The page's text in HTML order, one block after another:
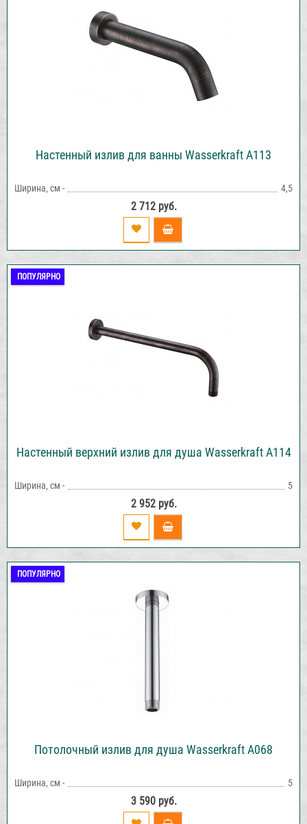
Настенный излив для ванны Wasserkraft A113
Ширина, см - 4,5
2 712 руб.
ПОПУЛЯРНО
Настенный верхний излив для душа Wasserkraft A114
Ширина, см - 5
2 952 руб.
ПОПУЛЯРНО
Потолочный излив для душа Wasserkraft A068
Ширина, см - 5
3 590 руб.